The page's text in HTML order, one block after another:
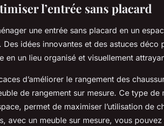
l’entrée sans placard
une entrée sans placard en un
idées innovantes et des astuces déco
en un lieu organisé et visuellement
d’améliorer le rangement des
de rangement sur mesure. Ce type de
permet de maximiser l’utilisation de
avec un meuble sur mesure, vous